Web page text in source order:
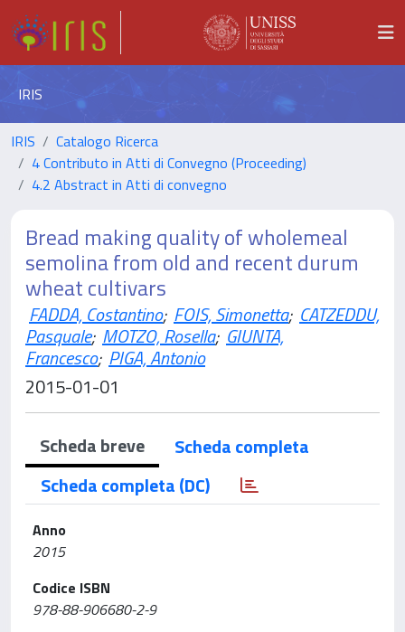
IRIS
IRIS
Catalogo Ricerca
4 Contributo in Atti di Convegno (Proceeding)
4.2 Abstract in Atti di convegno
Bread making quality of wholemeal
semolina from old and recent durum
wheat cultivars
FADDA, Costantino; FOIS, Simonetta; CATZEDDU,
Pasquale; MOTZO, Rosella; GIUNTA,
Francesco; PIGA, Antonio
2015-01-01
Scheda breve
Scheda completa
Scheda completa (DC)
Anno
2015
Codice ISBN
978-88-906680-2-9